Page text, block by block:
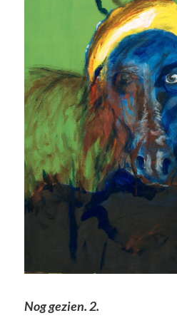
Nog gezien. 2.